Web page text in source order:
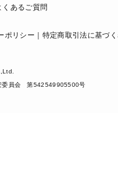
くあるご質問
ポリシー 特定商取引法に基づ
委員会 第542549905500号